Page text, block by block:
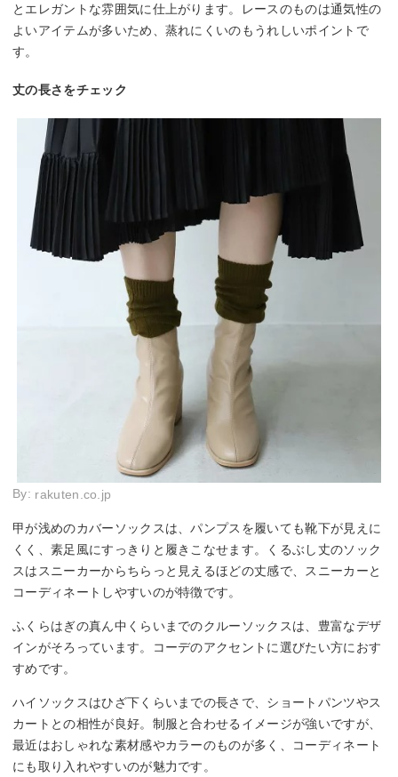
とエレガントな雰囲気に仕上がります。レースのものは通気性の
よいアイテムが多いため、蒸れにくいのもうれしいポイントで
す。
丈の長さをチェック
By: rakuten.co.jp
甲が浅めのカバーソックスは、パンプスを履いても靴下が見えに
くく、素足風にすっきりと履きこなせます。くるぶし丈のソック
スはスニーカーからちらっと見えるほどの丈感で、スニーカーと
コーディネートしやすいのが特徴です。
ふくらはぎの真ん中くらいまでのクルーソックスは、豊富なデザ
インがそろっています。コーデのアクセントに選びたい方におす
すめです。
ハイソックスはひざ下くらいまでの長さで、ショートパンツやス
カートとの相性が良好。制服と合わせるイメージが強いですが、
最近はおしゃれな素材感やカラーのものが多く、コーディネート
にも取り入れやすいのが魅力です。